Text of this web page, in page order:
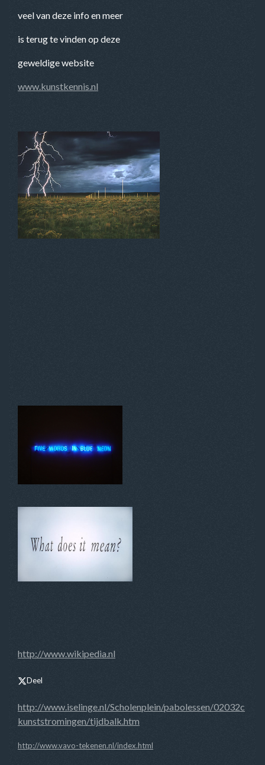
veel van deze info en meer
is terug te vinden op deze
geweldige website
www.kunstkennis.nl
http://www.wikipedia.nl
Deel
http://www.iselinge.nl/Scholenplein/pabolessen/02032c
kunststromingen/tijdbalk.htm
http://www.vavo-tekenen.nl/index.html